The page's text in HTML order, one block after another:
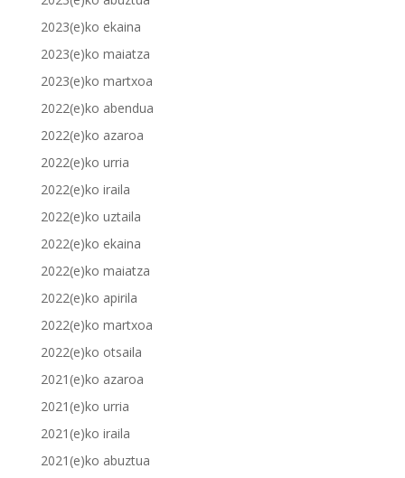
2023(e)ko ekaina
2023(e)ko maiatza
2023(e)ko martxoa
2022(e)ko abendua
2022(e)ko azaroa
2022(e)ko urria
2022(e)ko iraila
2022(e)ko uztaila
2022(e)ko ekaina
2022(e)ko maiatza
2022(e)ko apirila
2022(e)ko martxoa
2022(e)ko otsaila
2021(e)ko azaroa
2021(e)ko urria
2021(e)ko iraila
2021(e)ko abuztua